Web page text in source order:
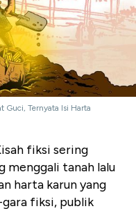
Guci, Ternyata Isi Harta
fiksi sering
menggali tanah lalu
harta karun yang
gara fiksi, publik